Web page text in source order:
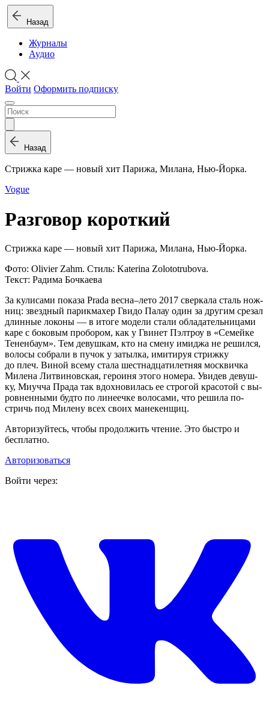
Назад
Журналы
Аудио
Войти Оформить подписку
Назад
Стриж­ка ка­ре — но­вый хит Па­ри­жа, Ми­ла­на, Нью-Йорка.
Vogue
Разговор короткий
Стриж­ка ка­ре — но­вый хит Па­ри­жа, Ми­ла­на, Нью-Йорка.
Фото: Olivier Zahm. Стиль: Katerina Zolototrubova.
Текст: Радима Бочкаева
За ку­ли­са­ми по­ка­за Prada вес­на–ле­то 2017 свер­ка­ла сталь нож­
ниц: звезд­ный па­рик­ма­хер Гви­до Па­лау один за дру­гим сре­зал
длин­ные ло­ко­ны — в ито­ге мо­де­ли ста­ли об­ла­да­тель­ни­ца­ми
ка­ре с бо­ко­вым про­бо­ром, как у Гви­нет Пэл­т­роу в «Се­мей­ке
Те­нен­ба­ум». Тем де­вуш­кам, кто на сме­ну ими­джа не ре­шил­ся,
во­ло­сы со­бра­ли в пу­чок у за­тыл­ка, ими­ти­руя стриж­ку
до плеч. Ви­ной все­му ста­ла шест­на­дца­ти­лет­няя моск­вич­ка
Ми­ле­на Лит­ви­нов­ская, ге­ро­и­ня это­го но­ме­ра. Уви­дев де­вуш­
ку, Ми­уч­ча Пра­да так вдох­но­ви­лась ее стро­гой кра­со­той с вы­
ров­нен­ны­ми буд­то по ли­не­еч­ке во­ло­са­ми, что ре­ши­ла по­
стричь под Ми­ле­ну всех сво­их ма­некенщиц.
Авторизуйтесь, чтобы продолжить чтение. Это быстро и
бесплатно.
Авторизоваться
Войти через: